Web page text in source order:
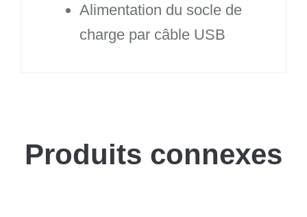
Alimentation du socle de
charge par câble USB
Produits connexes